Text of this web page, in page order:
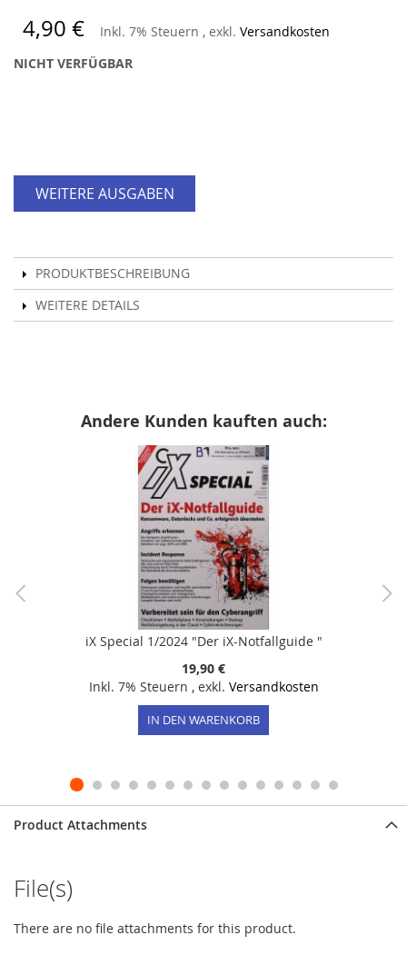
4,90 € Inkl. 7% Steuern , exkl. Versandkosten
NICHT VERFÜGBAR
WEITERE AUSGABEN
PRODUKTBESCHREIBUNG
WEITERE DETAILS
Andere Kunden kauften auch:
iX Special 1/2024 "Der iX-Notfallguide "
19,90 €
Inkl. 7% Steuern , exkl. Versandkosten
IN DEN WARENKORB
Product Attachments
File(s)
There are no file attachments for this product.